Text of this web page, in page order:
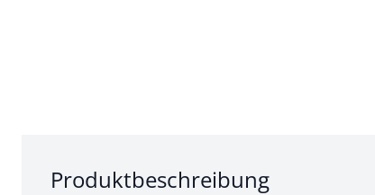
Abschnitt 1 von 3:
Produktbeschreibung